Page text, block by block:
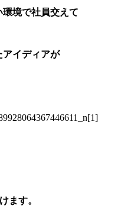
境で社員交えて
アイディアが
ます。